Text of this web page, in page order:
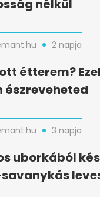
nélkül
2 napja
étterem?
észreveheted
3 napja
uborkából